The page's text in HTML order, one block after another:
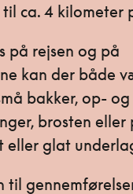
ca. 4 kilometer
på rejsen og på
kan der både
bakker, op- og
brosten eller
eller glat
til